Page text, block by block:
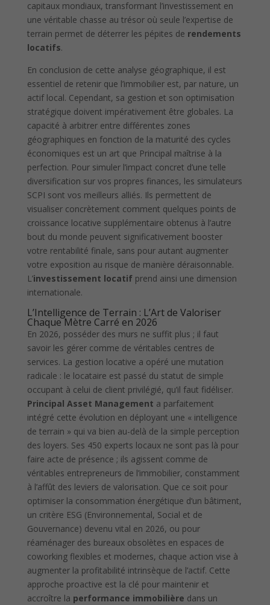
capitaux mondiaux, transformant l’investissement en
une véritable chasse au trésor où seule l’expertise de
terrain permet de déterrer les pépites de rendements
locatifs.
En conclusion de cette analyse géographique, il est
essentiel de retenir que l’immobilier est, par nature, un
actif local. Cependant, sa gestion et son optimisation
stratégique doivent impérativement être globales. La
capacité à arbitrer entre différentes zones
géographiques en fonction de la maturité des cycles
économiques est un art que Principal maîtrise à la
perfection. Pour simuler l’impact concret d’une telle
diversification sur vos propres finances, les simulateurs
SCPI sont vos meilleurs alliés. Ils permettent de
visualiser concrètement comment quelques points de
croissance locative supplémentaire obtenus à l’autre
bout du monde peuvent significativement booster
votre rentabilité finale, sans pour autant augmenter
votre exposition au risque de manière déraisonnable.
L’investissement locatifprend ainsi une dimension
internationale.
L’Intelligence de Terrain : L’Art de Valoriser
Chaque Mètre Carré en 2026
En 2026, posséder des murs ne suffit plus ; il faut
savoir les gérer comme de véritables centres de
services. La gestion locative a opéré une mutation
radicale : le locataire est passé du statut de simple
occupant à celui de client privilégié, qu’il faut fidéliser.
Principal Asset Management a parfaitement
intégré cette évolution en déployant une « intelligence
de terrain » qui va bien au-delà de la simple perception
des loyers. Ses 450 experts locaux ne sont pas là pour
faire acte de présence ; ils agissent comme de
véritables entrepreneurs de l’immobilier, constamment
à l’affût des leviers de valorisation. Que ce soit pour
optimiser la consommation énergétique d’un bâtiment,
un critère ESG (Environnemental, Social et de
Gouvernance) devenu vital en 2026, ou pour
réaménager des bureaux obsolètes en espaces de
coworking flexibles et modernes, chaque action vise à
augmenter la profitabilité intrinsèque de l’actif. Cette
approche proactive est la clé pour maintenir et
accroître la performance immobilière dans un